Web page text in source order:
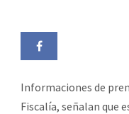
Informaciones de
Fiscalía, señalan que